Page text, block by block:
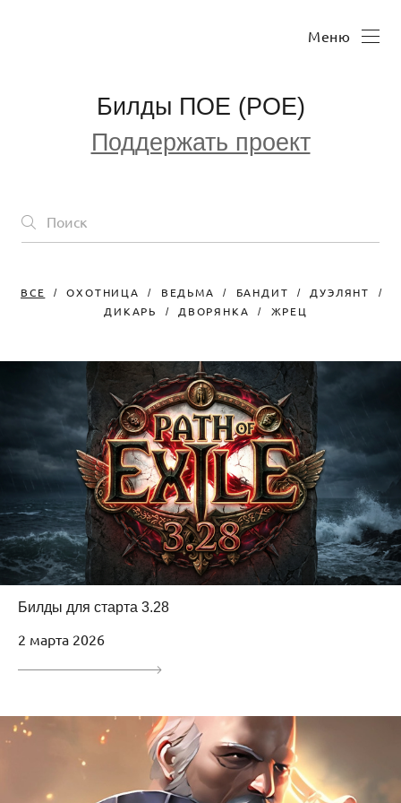
Меню
Билды ПОЕ (POE)
Поддержать проект
ВСЕ ОХОТНИЦА ВЕДЬМА БАНДИТ
ДУЭЛЯНТ
ДИКАРЬ
ДВОРЯНКА ЖРЕЦ
Билды для старта 3.28
2 марта 2026